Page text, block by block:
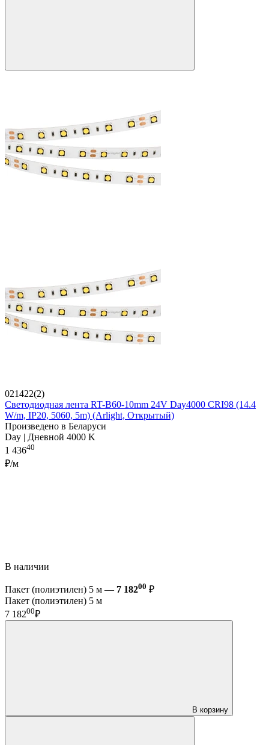
021422(2)
Светодиодная лента RT-B60-10mm 24V Day4000 CRI98 (14.4
W/m, IP20, 5060, 5m) (Arlight, Открытый)
Произведено в Беларуси
Day | Дневной 4000 K
1 43640
₽/м
В наличии
Пакет (полиэтилен) 5 м — 7 18200 ₽
Пакет (полиэтилен) 5 м
7 18200₽
В корзину